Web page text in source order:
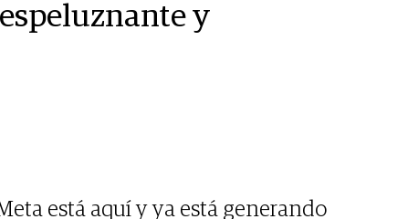
y
está aquí y ya está generando